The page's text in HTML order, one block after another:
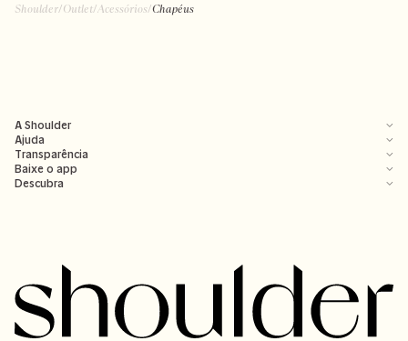
Shoulder/Outlet/ Acessórios/Chapéus
A Shoulder
Ajuda
Transparência
Baixe o app
Descubra